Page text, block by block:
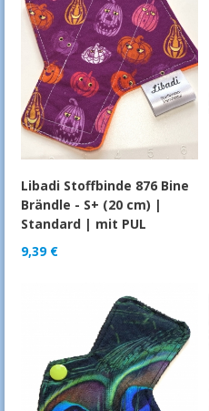
Libadi Stoffbinde 876 Bine
Brändle - S+ (20 cm) |
Standard | mit PUL
9,39 €